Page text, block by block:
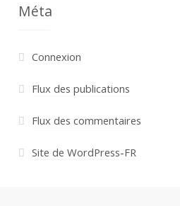
Méta
Connexion
Flux des publications
Flux des commentaires
Site de WordPress-FR